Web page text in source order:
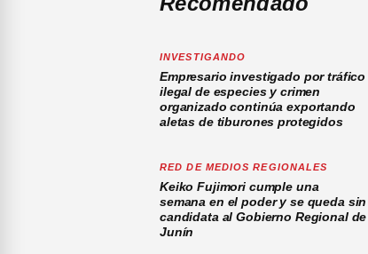
INVESTIGANDO
Empresario investigado por tráfico
ilegal de especies y crimen
organizado continúa exportando
aletas de tiburones protegidos
RED DE MEDIOS REGIONALES
Keiko Fujimori cumple una
semana en el poder y se queda sin
candidata al Gobierno Regional de
Junín